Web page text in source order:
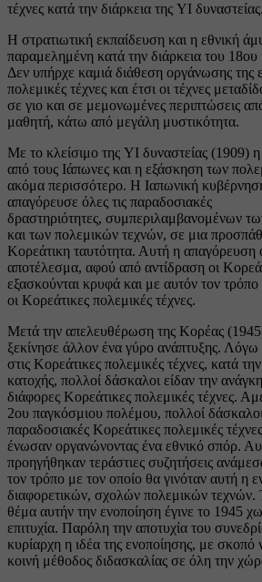
τέχνες κατά την διάρκεια της YI δυναστείας.
Η στρατιωτική εκπαίδευση και η εθνική
παραμελημένη κατά την διάρκεια του
Δεν υπήρχε καμιά διάθεση οργάνωσης της
πολεμικές τέχνες και έτσι οι τέχνες
σε γιο και σε μεμονωμένες περιπτώσεις
μαθητή, κάτω από μεγάλη μυστικότητα.
Με το κλείσιμο της YI δυναστείας (1909)
από τους Ιάπωνες και η εξάσκηση των
ακόμα περισσότερο. Η Ιαπωνική
απαγόρευσε όλες τις παραδοσιακές
δραστηριότητες, συμπεριλαμβανομένων
και των πολεμικών τεχνών, σε μια
Κορεάτικη ταυτότητα. Αυτή η απαγόρευση
αποτέλεσμα, αφού από αντίδραση οι
εξασκούνται κρυφά και με αυτόν τον
οι Κορεάτικες πολεμικές τέχνες.
Μετά την απελευθέρωση της Κορέας
ξεκίνησε άλλον ένα γύρο ανάπτυξης. Λόγω
στις Κορεάτικες πολεμικές τέχνες, κατά
κατοχής, πολλοί δάσκαλοι είδαν την
διάφορες Κορεάτικες πολεμικές τέχνες.
2ου παγκόσμιου πολέμου, πολλοί
παραδοσιακές Κορεάτικες πολεμικές τέχνες
ένωσαν οργανώνοντας ένα εθνικό σπόρ.
προηγήθηκαν τεράστιες συζητήσεις
τον τρόπο με τον οποίο θα γινόταν αυτή η
διαφορετικών, σχολών πολεμικών
θέμα αυτήν την ενοποίηση έγινε το 1945
επιτυχία. Παρόλη την αποτυχία του
κυρίαρχη η ιδέα της ενοποίησης, με σκοπό
κοινή μέθοδος διδασκαλίας σε όλη την